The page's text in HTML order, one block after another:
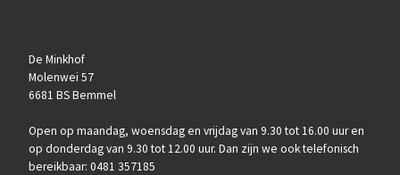
De Minkhof
Molenwei 57
6681 BS Bemmel
Open op maandag, woensdag en vrijdag van 9.30 tot 16.00 uur en
op donderdag van 9.30 tot 12.00 uur. Dan zijn we ook telefonisch
bereikbaar: 0481 357185